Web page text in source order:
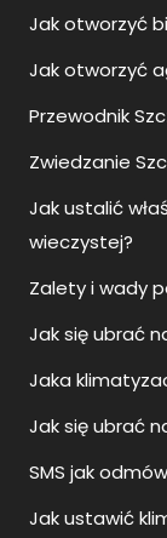
Jak otworzyć
Jak otworzyć
Przewodnik
Zwiedzanie
Jak ustalić
wieczystej?
Zalety i wady
Jak się ubrać
Jaka
Jak się ubrać
SMS jak
Jak ustawić